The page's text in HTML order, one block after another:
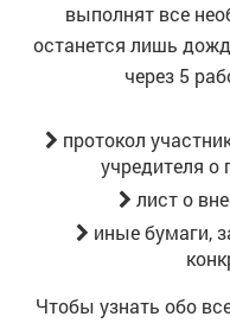
выполнят все
останется лишь
через 5
протокол
учредителя о
лист о
иные бумаги,
Чтобы узнать обо